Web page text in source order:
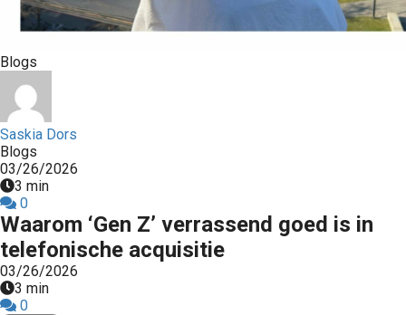
Blogs
Saskia Dors
Blogs
03/26/2026
3 min
0
Waarom ‘Gen Z’ verrassend goed is in
telefonische acquisitie
03/26/2026
3 min
0